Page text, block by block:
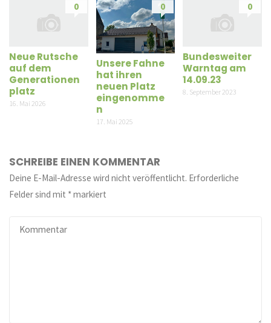
0
Neue Rutsche
auf dem
Generationen
platz
16. Mai 2026
0
Unsere Fahne
hat ihren
neuen Platz
eingenomme
n
17. Mai 2025
0
Bundesweiter
Warntag am
14.09.23
8. September 2023
SCHREIBE EINEN KOMMENTAR
Deine E-Mail-Adresse wird nicht veröffentlicht. Erforderliche
Felder sind mit *markiert